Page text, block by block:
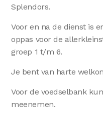
Splendors.
Voor en na de dienst is
oppas voor de
groep 1 t/m 6.
Je bent van harte
Voor de voedselbank
meenemen.